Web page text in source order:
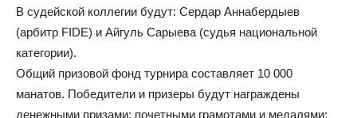
В судейской коллегии будут: Сердар Аннабердыев
(арбитр FIDE) и Айгуль Сарыева (судья национальной
категории).
Общий призовой фонд турнира составляет 10 000
манатов. Победители и призеры будут награждены
денежными призами; почетными грамотами и медалями;